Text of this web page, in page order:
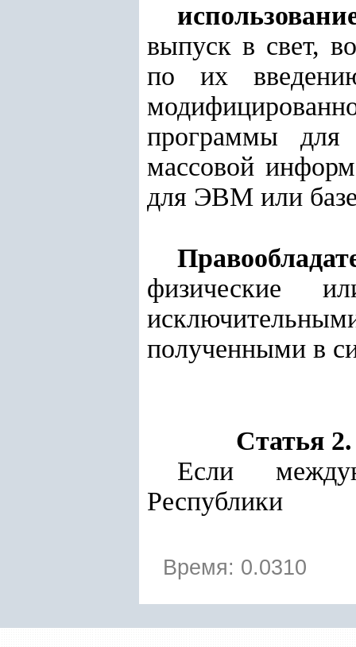
выпуск в свет,
по их
программы
массовой
для ЭВМ или
физические
полученными в
Статья
Если
Республики
Время: 0.0310